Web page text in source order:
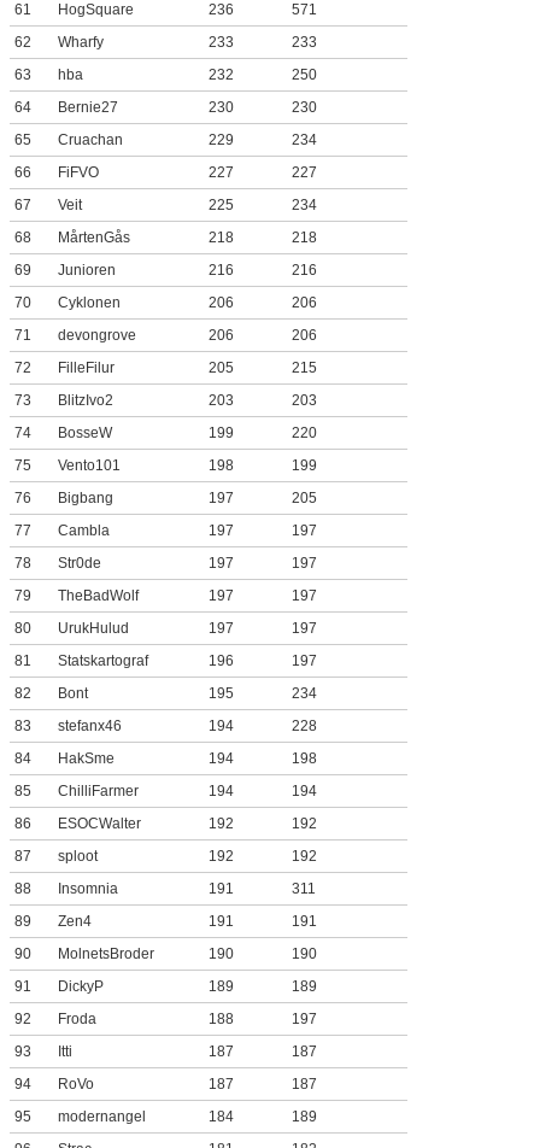
61
HogSquare 236
571
62
Wharfy 233
233
63
hba 232
250
64
Bernie27 230
230
65
Cruachan 229
234
66
FiFVO 227
227
67
Veit 225
234
68
MårtenGås 218
218
69
Junioren 216
216
70
Cyklonen 206
206
71
devongrove 206
206
72
FilleFilur 205
215
73
BlitzIvo2 203
203
74
BosseW 199
220
75
Vento101 198
199
76
Bigbang 197
205
77
Cambla 197
197
78
Str0de 197
197
79
TheBadWolf 197
197
80
UrukHulud 197
197
81
Statskartograf 196
197
82
Bont 195
234
83
stefanx46 194
228
84
HakSme 194
198
85
ChilliFarmer 194
194
86
ESOCWalter 192
192
87
sploot 192
192
88
Insomnia 191
311
89
Zen4 191
191
90
MolnetsBroder 190
190
91
DickyP 189
189
92
Froda 188
197
93
Itti 187
187
94
RoVo 187
187
95
modernangel 184
189